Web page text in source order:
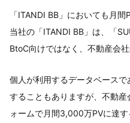
「ITANDI BB」においても月
当社の「ITANDI BB」は、「
BtoC向けではなく、不動産会
個人が利用するデータベース
することもありますが、不動
ォームで月間3,000万PVに達